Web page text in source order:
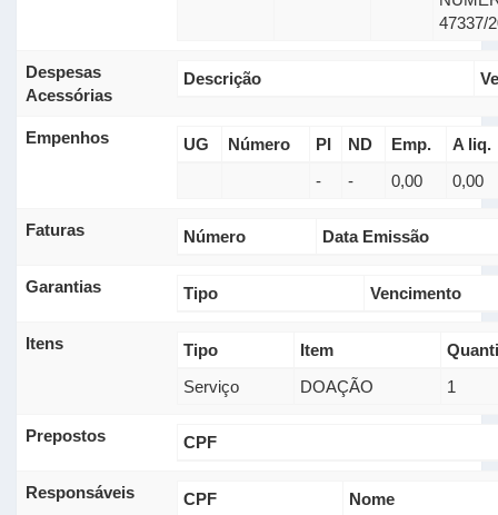
47337/
Despesas
Acessórias
Descrição
Empenhos UG Número PI ND Emp.
A liq.
-
- 0,00 0,00
Faturas Número Data Emissão
Garantias Tipo Vencimento
Itens Tipo Item
Serviço
DOAÇÃO 1
Prepostos CPF
Responsáveis CPF
Nome